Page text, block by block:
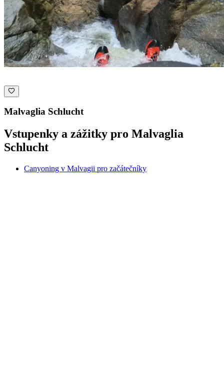
Malvaglia Schlucht
Vstupenky a zážitky pro Malvaglia
Schlucht
Canyoning v Malvagii pro začátečníky